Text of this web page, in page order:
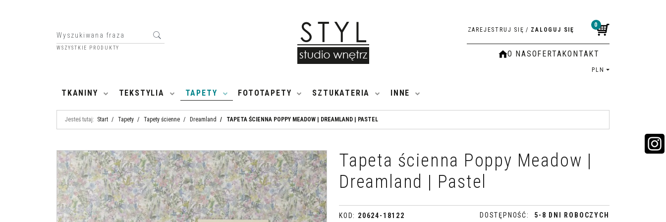
WSZYSTKIE PRODUKTY
0
ZAREJESTRUJ SIĘ / ZALOGUJ SIĘ
O NASOFERTAKONTAKT
PLN
TKANINY TEKSTYLIA TAPETY FOTOTAPETY SZTUKATERIA INNE
Jesteś tutaj: Start / Tapety / Tapety ścienne / Dreamland / TAPETA ŚCIENNA POPPY MEADOW | DREAMLAND | PASTEL
Tapeta ścienna Poppy Meadow |
Dreamland | Pastel
KOD: 20624-18122 DOSTĘPNOŚĆ: 5-8 DNI ROBOCZYCH